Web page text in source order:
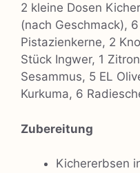
2 kleine Dosen
(nach Geschmack),
Pistazienkerne, 2
Stück Ingwer, 1
Sesammus, 5 EL
Kurkuma, 6
Zubereitung
Kichererbsen